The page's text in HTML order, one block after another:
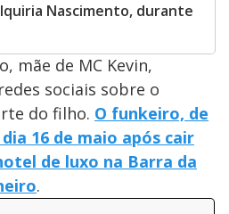
Nascimento, durante
mãe de MC Kevin,
sociais sobre o
do filho. O funkeiro, de
16 de maio após cair
de luxo na Barra da
.